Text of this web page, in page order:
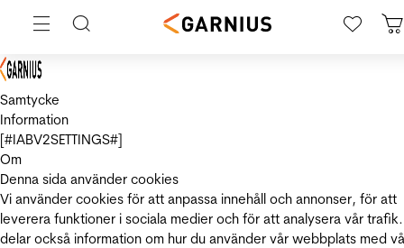
Samtycke
Information
[#IABV2SETTINGS#]
Om
Denna sida använder cookies
Vi använder cookies för att anpassa innehåll och annonser, för att
leverera funktioner i sociala medier och för att analysera vår
delar också information om hur du använder vår webbplats med